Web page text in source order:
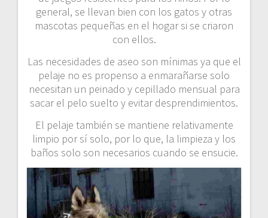
general, se llevan bien con los gatos y otras
mascotas pequeñas en el hogar si se criaron
con ellos.
Las necesidades de aseo son mínimas ya que el
pelaje no es propenso a enmarañarse solo
necesitan un peinado y cepillado mensual para
sacar el pelo suelto y evitar desprendimientos.
El pelaje también se mantiene relativamente
limpio por sí solo, por lo que, la limpieza y los
baños solo son necesarios cuando se ensucie.